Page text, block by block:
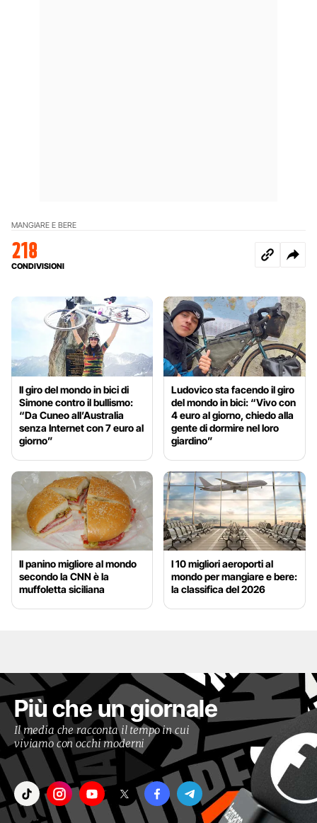
MANGIARE E BERE
218
CONDIVISIONI
Il giro del mondo in bici di
Simone contro il bullismo:
“Da Cuneo all’Australia
senza Internet con 7 euro al
giorno”
Ludovico sta facendo il giro
del mondo in bici: “Vivo con
4 euro al giorno, chiedo alla
gente di dormire nel loro
giardino”
Il panino migliore al mondo
secondo la CNN è la
muffoletta siciliana
I 10 migliori aeroporti al
mondo per mangiare e bere:
la classifica del 2026
Più che un giornale
Il media che racconta il tempo in cui
viviamo con occhi moderni